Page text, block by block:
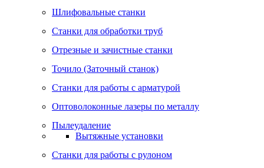
Шлифовальные станки
Станки для обработки труб
Отрезные и зачистные станки
Точило (Заточный станок)
Станки для работы с арматурой
Оптоволоконные лазеры по металлу
Пылеудаление
Вытяжные установки
Станки для работы с рулоном